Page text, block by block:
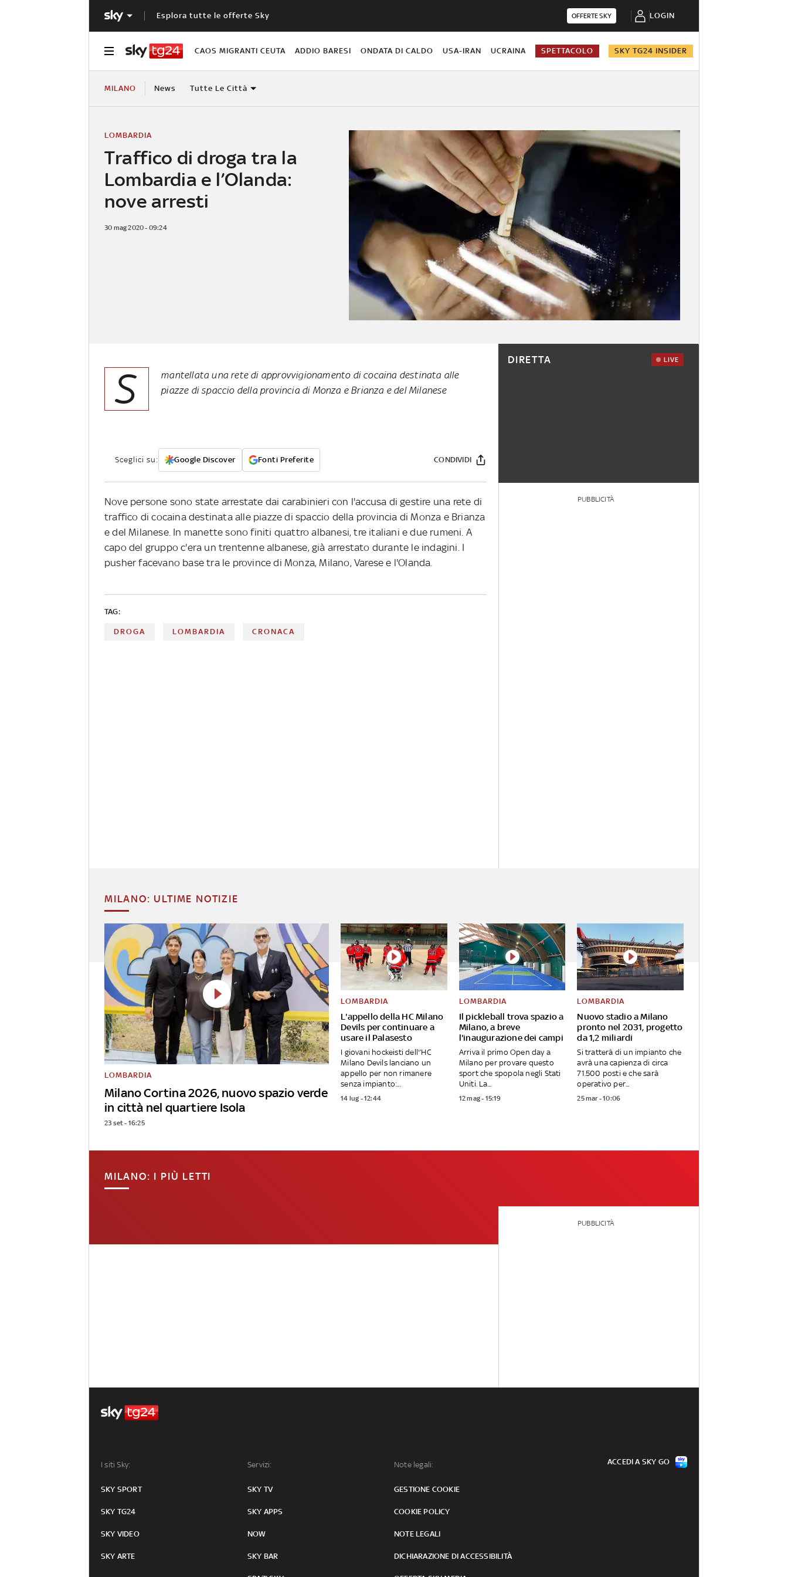
Esplora tutte le offerte Sky OFFERTE SKY LOGIN
CAOS MIGRANTI CEUTA ADDIO BARESI ONDATA DI CALDO USA-IRAN UCRAINA SPETTACOLO SKY TG24 INSIDER
MILANO News Tutte Le Città
Traffico di droga tra la
Lombardia e l’Olanda:
nove arresti
LOMBARDIA
30 mag 2020 - 09:24
S
mantellata una rete di approvvigionamento di cocaina destinata alle
piazze di spaccio della provincia di Monza e Brianza e del Milanese
Sceglici su: Google Discover Fonti Preferite CONDIVIDI
Nove persone sono state arrestate dai carabinieri con l'accusa di gestire una rete di
traffico di cocaina destinata alle piazze di spaccio della provincia di Monza e Brianza
e del Milanese. In manette sono finiti quattro albanesi, tre italiani e due rumeni. A
capo del gruppo c'era un trentenne albanese, già arrestato durante le indagini. I
pusher facevano base tra le province di Monza, Milano, Varese e l'Olanda.
TAG:
DROGA LOMBARDIA CRONACA
DIRETTA LIVE
PUBBLICITÀ
MILANO: ULTIME NOTIZIE
Milano Cortina 2026, nuovo spazio verde
in città nel quartiere Isola
LOMBARDIA
23 set - 16:25
L'appello della HC Milano
Devils per continuare a
usare il Palasesto
LOMBARDIA
I giovani hockeisti dell'’HC
Milano Devils lanciano un
appello per non rimanere
senza impianto:...
14 lug - 12:44
Il pickleball trova spazio a
Milano, a breve
l'inaugurazione dei campi
LOMBARDIA
Arriva il primo Open day a
Milano per provare questo
sport che spopola negli Stati
Uniti. La...
12 mag - 15:19
Nuovo stadio a Milano
pronto nel 2031, progetto
da 1,2 miliardi
LOMBARDIA
Si tratterà di un impianto che
avrà una capienza di circa
71.500 posti e che sarà
operativo per...
25 mar - 10:06
MILANO: I PIÙ LETTI
PUBBLICITÀ
I siti Sky:
SKY SPORT
SKY TG24
SKY VIDEO
SKY ARTE
Servizi:
SKY TV
SKY APPS
NOW
SKY BAR
Note legali:
GESTIONE COOKIE
COOKIE POLICY
NOTE LEGALI
DICHIARAZIONE DI ACCESSIBILITÀ
ACCEDI A SKY GO